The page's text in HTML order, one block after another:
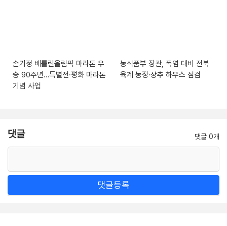
손기정 베를린올림픽 마라톤 우
승 90주년…특별전·평화 마라톤
기념 사업
농식품부 장관, 폭염 대비 전북
육계 농장·상추 하우스 점검
댓글 댓글 0개
댓글등록